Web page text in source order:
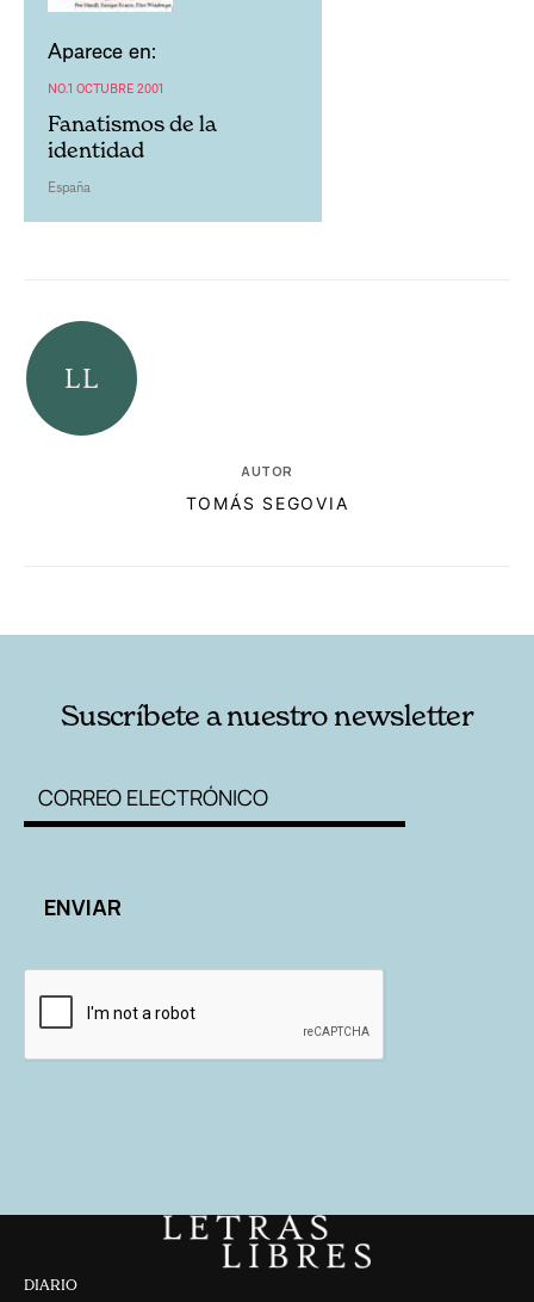
Aparece en:
NO.1 OCTUBRE 2001
Fanatismos de la
identidad
España
AUTOR
TOMÁS SEGOVIA
Suscríbete a nuestro newsletter
DIARIO